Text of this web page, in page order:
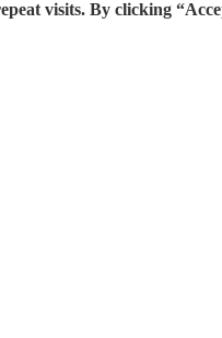
visits. By clicking